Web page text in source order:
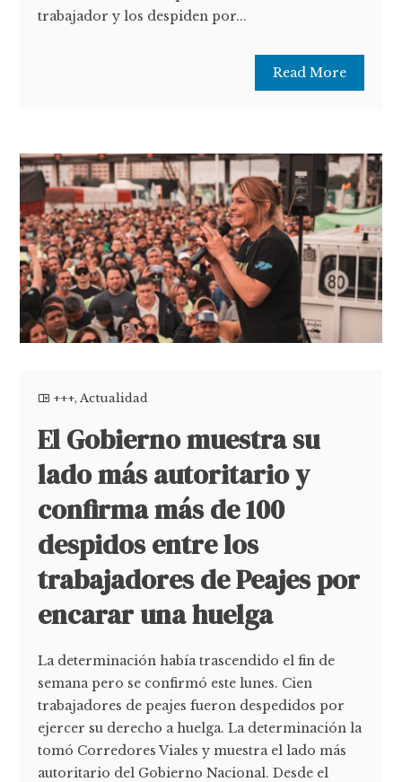
trabajador y los despiden por...
Read More
+++,Actualidad
El Gobierno muestra su
lado más autoritario y
confirma más de 100
despidos entre los
trabajadores de Peajes por
encarar una huelga
La determinación había trascendido el fin de
semana pero se confirmó este lunes. Cien
trabajadores de peajes fueron despedidos por
ejercer su derecho a huelga. La determinación la
tomó Corredores Viales y muestra el lado más
autoritario del Gobierno Nacional. Desde el